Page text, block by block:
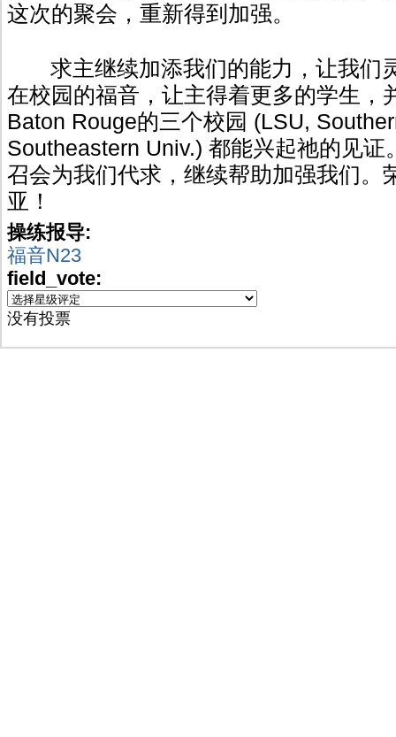
这次的聚会，重新得到加强。
求主继续加添我们的能力，让我们
在校园的福音，让主得着更多的学生，
Baton Rouge的三个校园 (LSU,
Southeastern Univ.) 都能兴起祂的见证
召会为我们代求，继续帮助加强我们。
亚！
操练报导:
福音N23
field_vote:
没有投票